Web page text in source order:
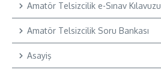
Amatör Telsizcilik e-Sınav Kılavuzu
Amatör Telsizcilik Soru Bankası
Asayiş